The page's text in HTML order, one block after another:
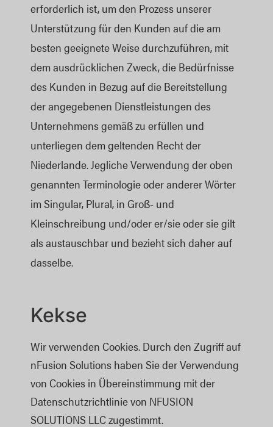
erforderlich ist, um den Prozess unserer
Unterstützung für den Kunden auf die am
besten geeignete Weise durchzuführen, mit
dem ausdrücklichen Zweck, die Bedürfnisse
des Kunden in Bezug auf die Bereitstellung
der angegebenen Dienstleistungen des
Unternehmens gemäß zu erfüllen und
unterliegen dem geltenden Recht der
Niederlande. Jegliche Verwendung der oben
genannten Terminologie oder anderer Wörter
im Singular, Plural, in Groß- und
Kleinschreibung und/oder er/sie oder sie gilt
als austauschbar und bezieht sich daher auf
dasselbe.
Kekse
Wir verwenden Cookies. Durch den Zugriff auf
nFusion Solutions haben Sie der Verwendung
von Cookies in Übereinstimmung mit der
Datenschutzrichtlinie von NFUSION
SOLUTIONS LLC zugestimmt.